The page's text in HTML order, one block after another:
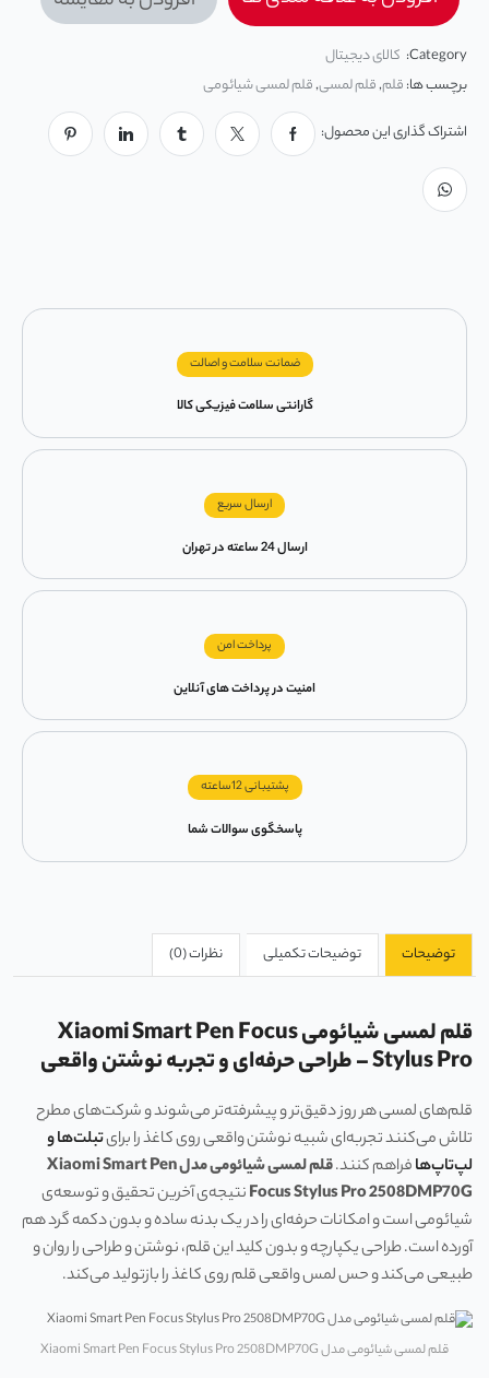
Category: کالای دیجیتال
برچسب ها:قلم,قلم لمسی,قلم لمسی شیائومی
اشتراک گذاری این محصول:
ضمانت سلامت و اصالت
گارانتی سلامت فیزیکی کالا
ارسال سریع
ارسال 24 ساعته در تهران
پرداخت امن
امنیت در پرداخت های آنلاین
پشتیبانی 12ساعته
پاسخگوی سوالات شما
توضیحات توضیحات تکمیلی نظرات (0)
قلم لمسی شیائومی Xiaomi Smart Pen Focus
Stylus Pro – طراحی حرفه‌ای و تجربه نوشتن واقعی
قلم‌های لمسی هر روز دقیق‌تر و پیشرفته‌تر می‌شوند و شرکت‌های مطرح
تلاش می‌کنند تجربه‌ای شبیه نوشتن واقعی روی کاغذ را برایتبلت‌ها و
لپ‌تاپ‌هافراهم کنند.
قلم لمسی شیائومی مدل Xiaomi Smart Pen
Focus Stylus Pro 2508DMP70Gنتیجه‌ی آخرین تحقیق و توسعه‌ی
شیائومی است و امکانات حرفه‌ای را در یک بدنه ساده و بدون دکمه گرد هم
آورده است. طراحی یکپارچه و بدون کلید این قلم، نوشتن و طراحی را روان و
طبیعی می‌کند و حس لمس واقعی قلم روی کاغذ را بازتولید می‌کند.
قلم لمسی شیائومی مدل Xiaomi Smart Pen Focus Stylus Pro 2508DMP70G